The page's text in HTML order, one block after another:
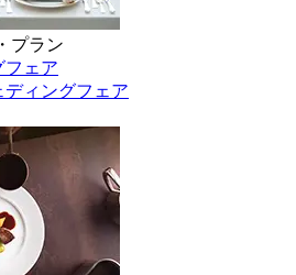
プラン
フェア
ィングフェア